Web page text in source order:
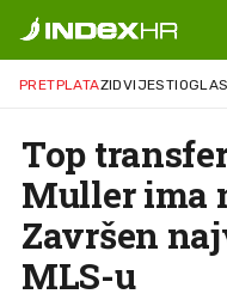
PRETPLATAZIDVIJESTI
Top
Muller ima
Završen
MLS-u